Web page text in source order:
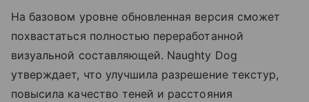
На базовом уровне обновленная версия сможет
похвастаться полностью переработанной
визуальной составляющей. Naughty Dog
утверждает, что улучшила разрешение текстур,
повысила качество теней и расстояния